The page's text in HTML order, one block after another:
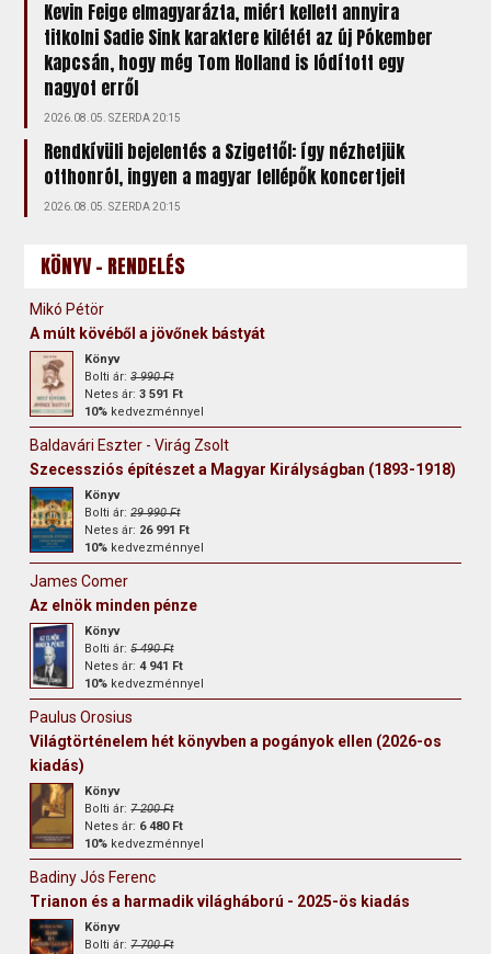
Kevin Feige elmagyarázta, miért kellett annyira
titkolni Sadie Sink karaktere kilétét az új Pókember
kapcsán, hogy még Tom Holland is lódított egy
nagyot erről
2026.08.05. SZERDA 20:15
Rendkívüli bejelentés a Szigettől: így nézhetjük
otthonról, ingyen a magyar fellépők koncertjeit
2026.08.05. SZERDA 20:15
KÖNYV - RENDELÉS
Mikó Pétör
A múlt kövéből a jövőnek bástyát
Könyv
Bolti ár:3 990 Ft
Netes ár:3 591 Ft
10% kedvezménnyel
Baldavári Eszter - Virág Zsolt
Szecessziós építészet a Magyar Királyságban (1893-1918)
Könyv
Bolti ár:29 990 Ft
Netes ár: 26 991 Ft
10% kedvezménnyel
James Comer
Az elnök minden pénze
Könyv
Bolti ár:5 490 Ft
Netes ár:4 941 Ft
10% kedvezménnyel
Paulus Orosius
Világtörténelem hét könyvben a pogányok ellen (2026-os
kiadás)
Könyv
Bolti ár:7 200 Ft
Netes ár: 6 480 Ft
10% kedvezménnyel
Badiny Jós Ferenc
Trianon és a harmadik világháború - 2025-ös kiadás
Könyv
Bolti ár:7 700 Ft